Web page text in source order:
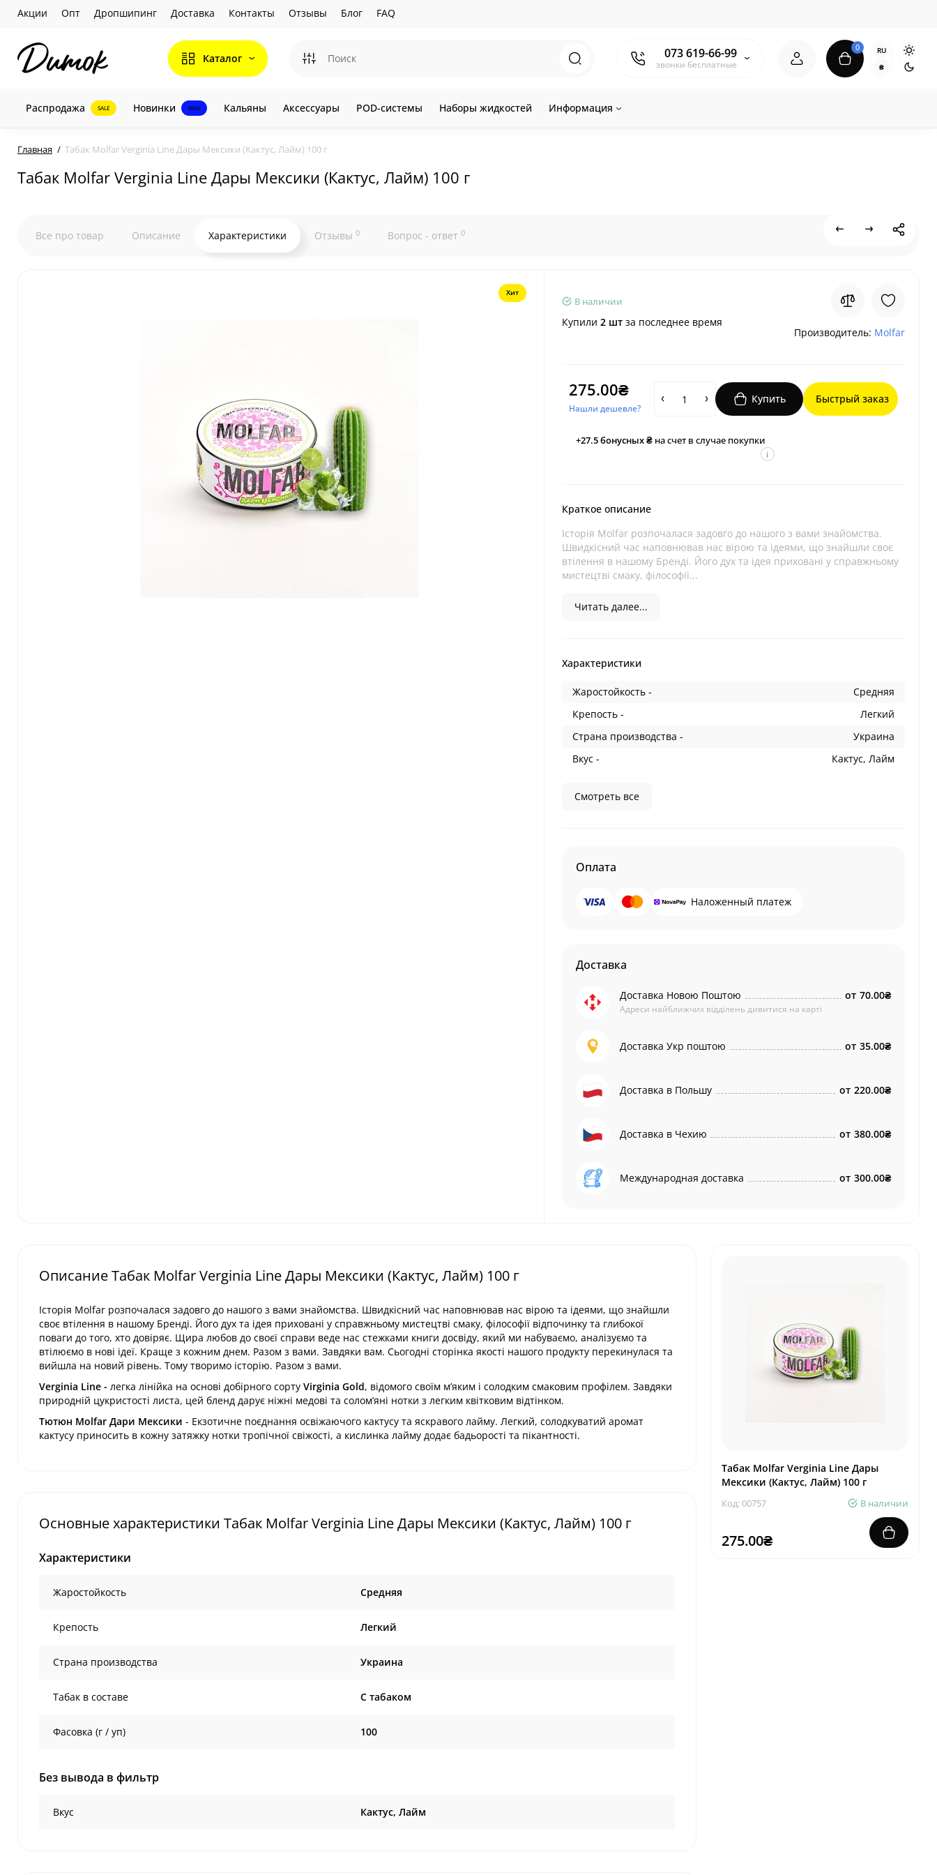
Акции Опт Дропшипинг Доставка Контакты Отзывы Блог FAQ
Каталог 073 619-66-99
звонки бесплатные
0
RU
₴
Распродажа SALE Новинки NEW Кальяны Аксессуары POD-системы Наборы жидкостей Информация
Главная Табак Molfar Verginia Line Дары Мексики (Кактус, Лайм) 100 г
Табак Molfar Verginia Line Дары Мексики (Кактус, Лайм) 100 г
Все про товар Описание Характеристики Отзывы 0 Вопрос - ответ 0
Хит
В наличии
Купили 2 штза последнее время
Производитель: Molfar
275.00₴
Нашли дешевле?
Купить Быстрый заказ
+27.5бонусных ₴на счет в случае покупки
i
Краткое описание
Історія Molfar розпочалася задовго до нашого з вами знайомства.
Швидкісний час наповнював нас вірою та ідеями, що знайшли своє
втілення в нашому Бренді. Його дух та ідея приховані у справжньому
мистецтві смаку, філософії...
Читать далее...
Характеристики
Жаростойкость -
Средняя
Крепость -
Легкий
Страна производства -
Украина
Вкус -
Кактус, Лайм
Смотреть все
Оплата
Наложенный платеж
Доставка
Доставка Новою Поштою
Адреси найближчих відділень дивитися на карті
от 70.00₴
Доставка Укр поштою от 35.00₴
Доставка в Польшу от 220.00₴
Доставка в Чехию от 380.00₴
Международная доставка от 300.00₴
Описание Табак Molfar Verginia Line Дары Мексики (Кактус, Лайм) 100 г
Історія Molfar розпочалася задовго до нашого з вами знайомства. Швидкісний час наповнював нас вірою та ідеями, що знайшли
своє втілення в нашому Бренді. Його дух та ідея приховані у справжньому мистецтві смаку, філософії відпочинку та глибокої
поваги до того, хто довіряє. Щира любов до своєї справи веде нас стежками книги досвіду, який ми набуваємо, аналізуємо та
втілюємо в нові ідеї. Краще з кожним днем. Разом з вами. Завдяки вам. Сьогодні сторінка якості нашого продукту перекинулася та
вийшла на новий рівень. Тому творимо історію. Разом з вами.
Verginia Line - легка лінійка на основі добірного сорту Virginia Gold, відомого своїм м’яким і солодким смаковим профілем. Завдяки
природній цукристості листа, цей бленд дарує ніжні медові та солом’яні нотки з легким квітковим відтінком.
Тютюн Molfar Дари Мексики - Екзотичне поєднання освіжаючого кактусу та яскравого лайму. Легкий, солодкуватий аромат
кактусу приносить в кожну затяжку нотки тропічної свіжості, а кислинка лайму додає бадьорості та пікантності.
Основные характеристики Табак Molfar Verginia Line Дары Мексики (Кактус, Лайм) 100 г
Характеристики
Жаростойкость Средняя
Крепость Легкий
Страна производства Украина
Табак в составе C табаком
Фасовка (г / уп) 100
Без вывода в фильтр
Вкус Кактус, Лайм
Табак Molfar Verginia Line Дары
Мексики (Кактус, Лайм) 100 г
Код: 00757 В наличии
275.00₴